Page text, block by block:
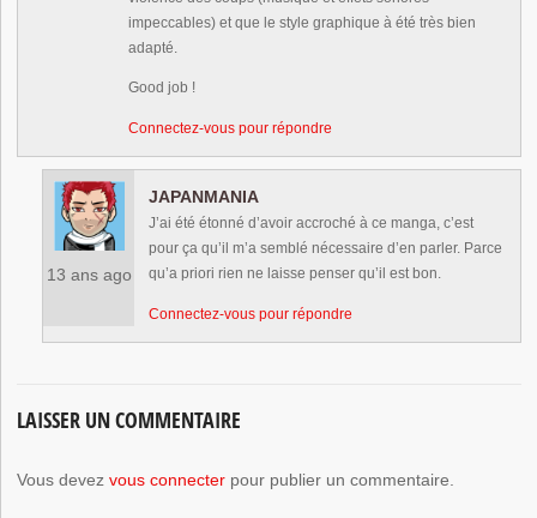
impeccables) et que le style graphique à été très bien
adapté.
Good job !
Connectez-vous pour répondre
13 ans ago
JAPANMANIA
J’ai été étonné d’avoir accroché à ce manga, c’est
pour ça qu’il m’a semblé nécessaire d’en parler. Parce
qu’a priori rien ne laisse penser qu’il est bon.
Connectez-vous pour répondre
LAISSER UN COMMENTAIRE
Vous devezvous connecter pour publier un commentaire.